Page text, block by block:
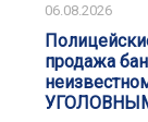
06.08.2026
продажа